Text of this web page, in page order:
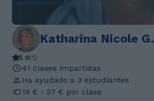
Katharina Nicole G.
5.0(1)
41 clases impartidas
Ha ayudado a 3 estudiantes
19 € - 27 € por clase